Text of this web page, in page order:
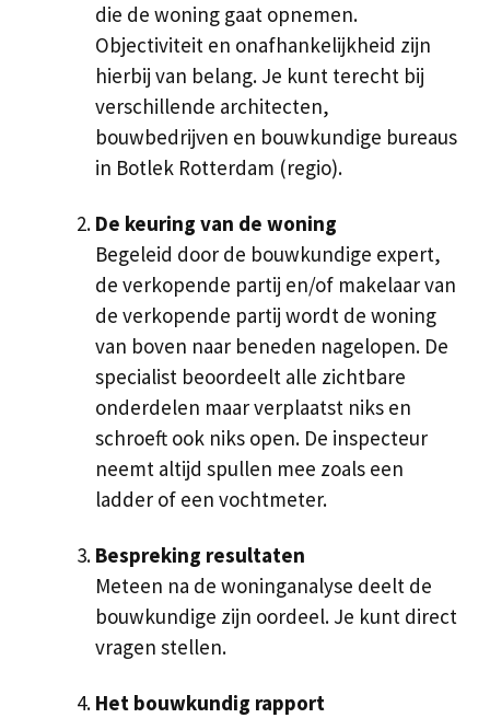
die de woning gaat opnemen.
Objectiviteit en onafhankelijkheid zijn
hierbij van belang. Je kunt terecht bij
verschillende architecten,
bouwbedrijven en bouwkundige bureaus
in Botlek Rotterdam (regio).
De keuring van de woning
Begeleid door de bouwkundige expert,
de verkopende partij en/of makelaar van
de verkopende partij wordt de woning
van boven naar beneden nagelopen. De
specialist beoordeelt alle zichtbare
onderdelen maar verplaatst niks en
schroeft ook niks open. De inspecteur
neemt altijd spullen mee zoals een
ladder of een vochtmeter.
Bespreking resultaten
Meteen na de woninganalyse deelt de
bouwkundige zijn oordeel. Je kunt direct
vragen stellen.
Het bouwkundig rapport